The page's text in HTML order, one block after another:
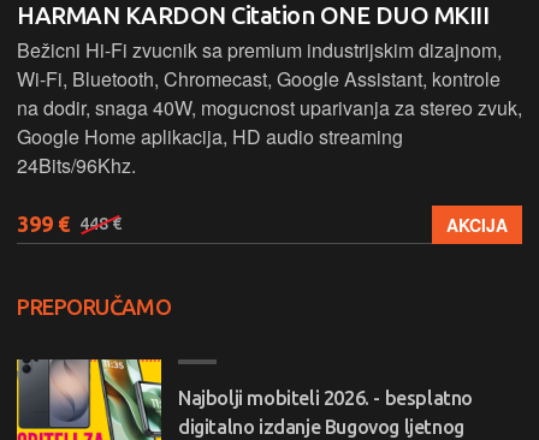
HARMAN KARDON Citation ONE DUO MKIII
Bežicni Hi-Fi zvucnik sa premium industrijskim dizajnom,
Wi-Fi, Bluetooth, Chromecast, Google Assistant, kontrole
na dodir, snaga 40W, mogucnost uparivanja za stereo zvuk,
Google Home aplikacija, HD audio streaming
24Bits/96Khz.
399 € 448 € AKCIJA
PREPORUČAMO
Najbolji mobiteli 2026. - besplatno
digitalno izdanje Bugovog ljetnog